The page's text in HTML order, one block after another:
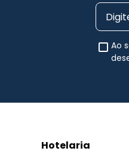
Ao
Hotelaria